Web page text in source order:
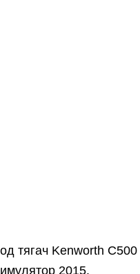
тягач Kenworth
2015.